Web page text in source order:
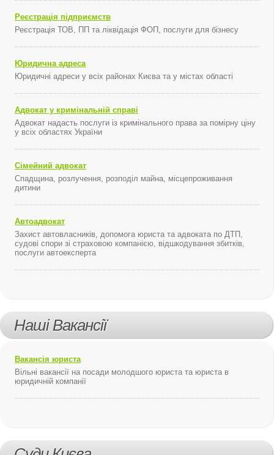
Реєстрація підприємств
Реєстрація ТОВ, ПП та ліквідація ФОП, послуги для бізнесу
Юридична адреса
Юридичні адреси у всіх районах Києва та у містах області
Адвокат у кримінальній справі
Адвокат надасть послуги із кримінального права за помірну ціну
у всіх областях України
Сімейний адвокат
Спадщина, розлучення, розподіл майна, місцепроживання
дитини
Автоадвокат
Захист автовласників, допомога юриста та адвоката по ДТП,
судові спори зі страховою компанією, відшкодування збитків,
послуги автоексперта
Наші Вакансії
Вакансія юриста
Вільні вакансії на посади молодшого юриста та юриста в
юридичній компанії